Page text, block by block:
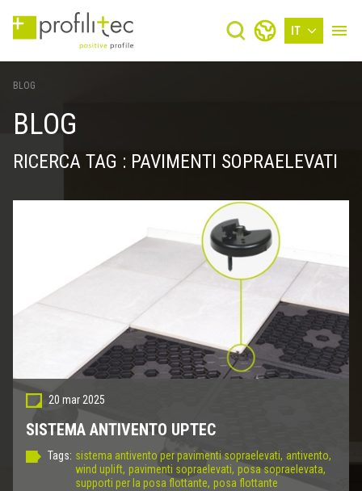
IT
BLOG
BLOG
RICERCA TAG : PAVIMENTI SOPRAELEVATI
20 mar 2025
SISTEMA ANTIVENTO UPTEC
Tags: sistema antivento per pavimenti sopraelevati, antivento,
wind uplift, pavimenti sopraelevati, posa sopraelevata,
supporti per la posa flottante, posa flottante